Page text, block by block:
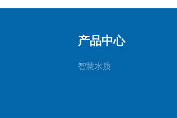
产品中心
智慧水质